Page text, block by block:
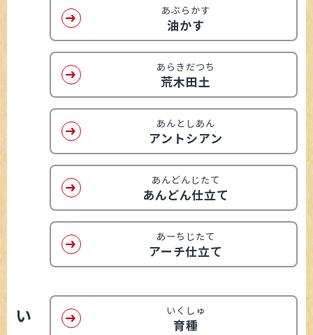
あぶらかす
油かす
あらきだつち
荒木田土
あんとしあん
アントシアン
あんどんじたて
あんどん仕立て
あーちじたて
アーチ仕立て
い いくしゅ
育種